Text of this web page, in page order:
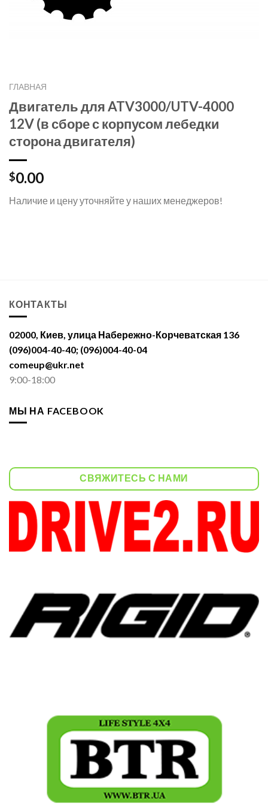
ГЛАВНАЯ
Двигатель для ATV3000/UTV-4000
12V (в сборе с корпусом лебедки
сторона двигателя)
$0.00
Наличие и цену уточняйте у наших менеджеров!
КОНТАКТЫ
02000, Киев, улица Набережно-Корчеватская 136
(096)004-40-40; (096)004-40-04
comeup@ukr.net
9:00-18:00
МЫ НА FACEBOOK
СВЯЖИТЕСЬ С НАМИ